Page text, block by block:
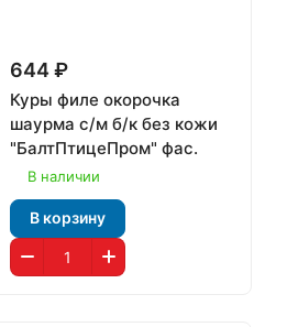
644 ₽
Куры филе окорочка
шаурма с/м б/к без кожи
"БалтПтицеПром" фас.
В наличии
В корзину